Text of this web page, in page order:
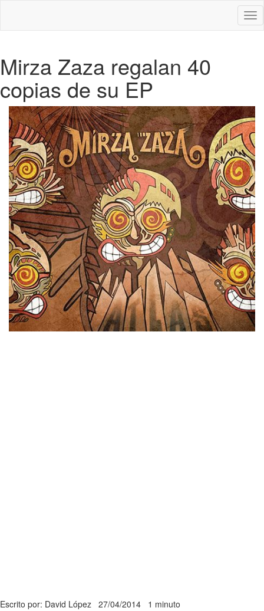
Mirza Zaza regalan 40
copias de su EP
Escrito por: David López 27/04/2014 1 minuto